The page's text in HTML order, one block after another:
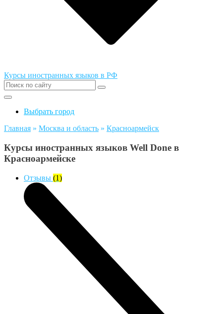
Курсы иностранных языков в РФ
Выбрать город
Главная » Москва и область » Красноармейск
Курсы иностранных языков Well Done в
Красноармейске
Отзывы (1)